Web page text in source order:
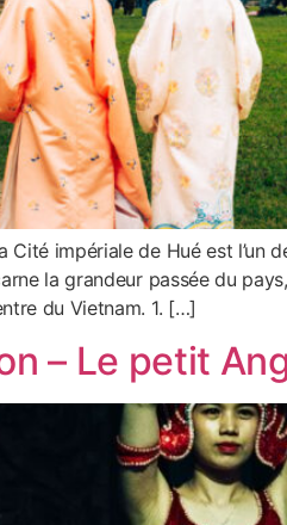
Cité impériale de Hué est
la grandeur passée du
du Vietnam. 1. […]
– Le petit